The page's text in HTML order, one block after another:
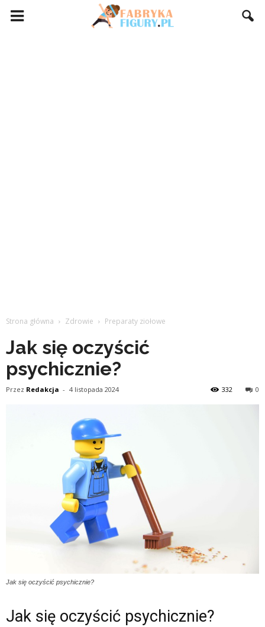
Strona główna Zdrowie Preparaty ziołowe
Jak się oczyścić
psychicznie?
Przez Redakcja - 4 listopada 2024 0
332
Jak się oczyścić psychicznie?
Jak się oczyścić psychicznie?